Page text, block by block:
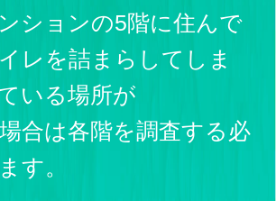
ションの5階に住んで
レを詰まらしてしま
いる場所が
合は各階を調査する必
す。